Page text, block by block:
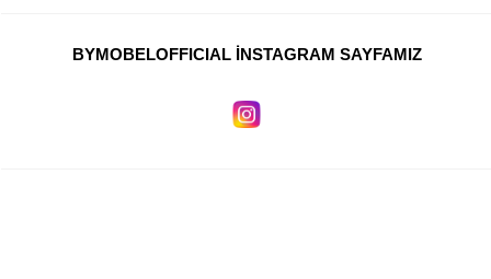
Çocuk Mobilyaları
BYMOBELOFFICIAL İNSTAGRAM SAYFAMIZ